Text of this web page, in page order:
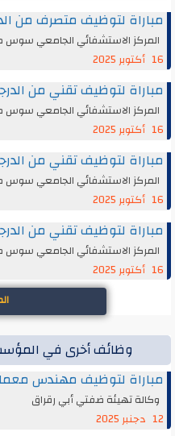
مباراة لتوظيف متصرف من
المركز الاستشفائي الجامعي سوس
16 أكتوبر 2025
مباراة لتوظيف تقني من الدرجة
المركز الاستشفائي الجامعي سوس
16 أكتوبر 2025
مباراة لتوظيف تقني من الدرجة
المركز الاستشفائي الجامعي سوس
16 أكتوبر 2025
مباراة لتوظيف تقني من
المركز الاستشفائي الجامعي سوس
16 أكتوبر 2025
وظائف أخرى في
مباراة لتوظيف مهندس
وكالة تهيئة ضفتي أبي رقراق
12 دجنبر 2025